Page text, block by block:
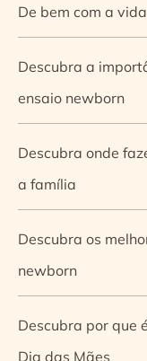
De bem com a
Descubra a
ensaio newborn
Descubra onde
a família
Descubra os
newborn
Descubra por que
Dia das Mães